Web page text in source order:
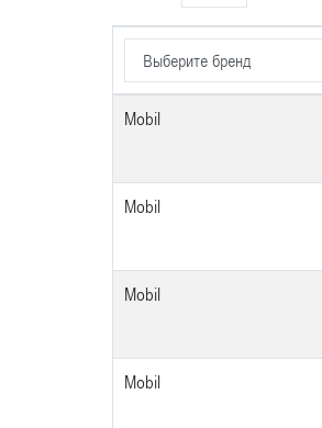
Mobil
Mobil
Mobil
Mobil